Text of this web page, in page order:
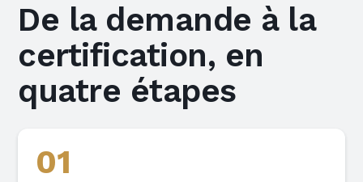
De la demande à la
certification, en
quatre étapes
01